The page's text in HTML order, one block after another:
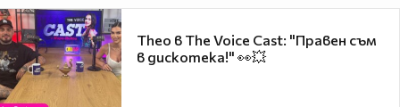
Theo в The Voice Cast: "Правен съм
в дискотека!" 👀💥